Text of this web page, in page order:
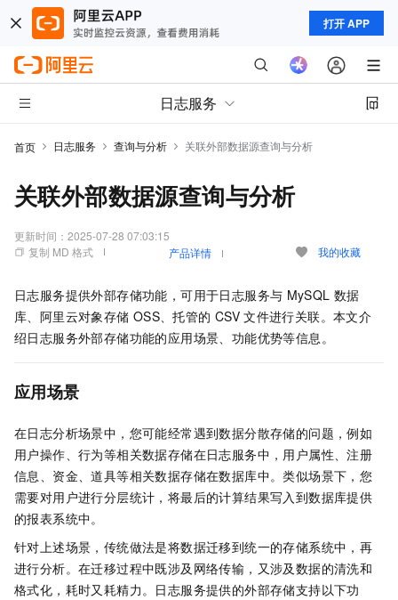
打开 APP
日志服务
首页 日志服务 查询与分析 关联外部数据源查询与分析
关联外部数据源查询与分析
更新时间： 2025-07-28 07:03:15
复制 MD 格式
产品详情 我的收藏
日志服务提供外部存储功能，可用于日志服务与 MySQL 数据
库、阿里云对象存储 OSS、托管的 CSV 文件进行关联。本文介
绍日志服务外部存储功能的应用场景、功能优势等信息。
应用场景
在日志分析场景中，您可能经常遇到数据分散存储的问题，例如
用户操作、行为等相关数据存储在日志服务中，用户属性、注册
信息、资金、道具等相关数据存储在数据库中。类似场景下，您
需要对用户进行分层统计，将最后的计算结果写入到数据库提供
的报表系统中。
针对上述场景，传统做法是将数据迁移到统一的存储系统中，再
进行分析。在迁移过程中既涉及网络传输，又涉及数据的清洗和
格式化，耗时又耗精力。日志服务提供的外部存储支持以下功